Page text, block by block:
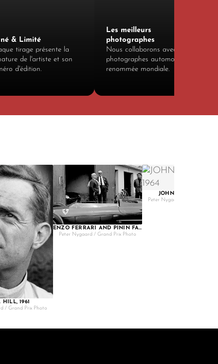
& Limité
tirage présente la
de l'artiste et son
d'édition.
Les meilleurs
photographes
Nous collaborons avec 12
photographes automobiles de
renommée mondiale.
HILL, 1961
/ Grand Prix Photo
ENZO FERRARI AND PININ FARINA, MONZA – 1964
Peter Nygaard / Grand Prix Photo
JOHN SURTEES, 1964
Peter Nygaard / Grand Prix